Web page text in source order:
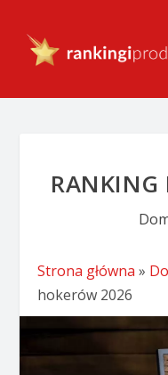
RANKING
Strona główna »
hokerów 2026